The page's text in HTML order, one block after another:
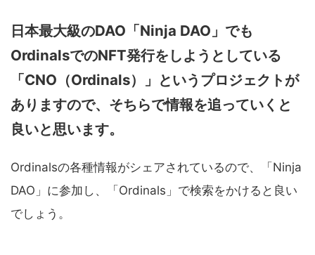
日本最大級のDAO「Ninja DAO」でも
OrdinalsでのNFT発行をしようとしている
「CNO（Ordinals）」というプロジェクトが
ありますので、そちらで情報を追っていくと
良いと思います。
Ordinalsの各種情報がシェアされているので、「Ninja
DAO」に参加し、「Ordinals」で検索をかけると良い
でしょう。